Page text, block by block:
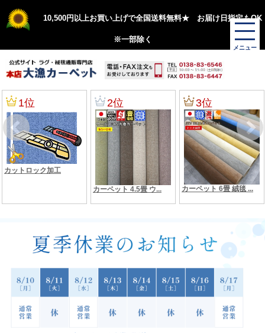
10,500円以上お買い上げで全国送料無料★ お届け日指定もOK
※一部除く